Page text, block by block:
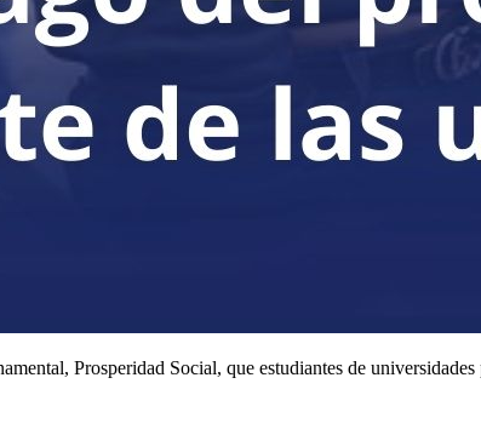
Prosperidad Social, que estudiantes de